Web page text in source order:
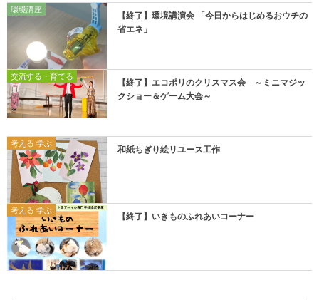
環境講座
【終了】環境講演会 「今日からはじめるおウチの
省エネ」
交流する・育てる
【終了】エコポリのクリスマス会 ～ミニマジッ
クショー＆ゲーム大会～
考える 学ぶ
和紙ちぎり絵リユース工作
考える 学ぶ
【終了】いきものふれあいコーナー